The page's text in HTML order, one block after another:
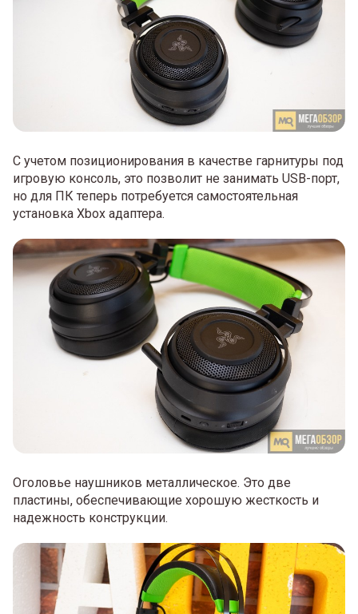
С учетом позиционирования в качестве гарнитуры под
игровую консоль, это позволит не занимать USB-порт,
но для ПК теперь потребуется самостоятельная
установка Xbox адаптера.
Оголовье наушников металлическое. Это две
пластины, обеспечивающие хорошую жесткость и
надежность конструкции.